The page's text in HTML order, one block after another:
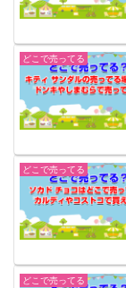
どこで売ってる
どこで売ってる
どこで売ってる